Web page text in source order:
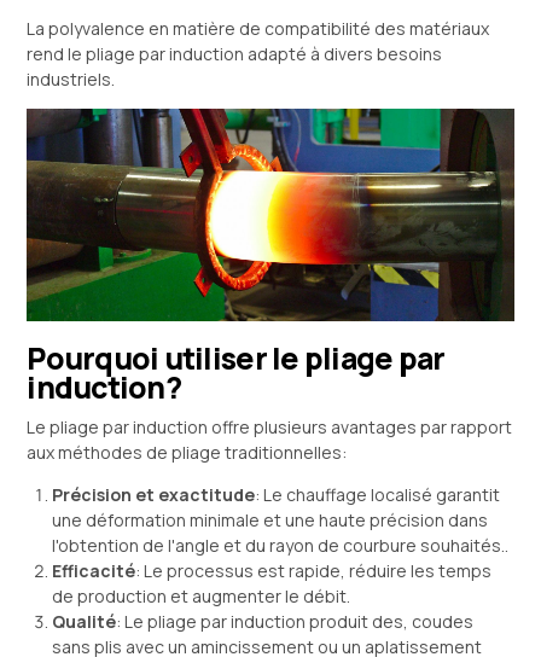
La polyvalence en matière de compatibilité des matériaux
rend le pliage par induction adapté à divers besoins
industriels.
Pourquoi utiliser le pliage par
induction?
Le pliage par induction offre plusieurs avantages par rapport
aux méthodes de pliage traditionnelles:
Précision et exactitude: Le chauffage localisé garantit
une déformation minimale et une haute précision dans
l'obtention de l'angle et du rayon de courbure souhaités..
Efficacité: Le processus est rapide, réduire les temps
de production et augmenter le débit.
Qualité: Le pliage par induction produit des, coudes
sans plis avec un amincissement ou un aplatissement